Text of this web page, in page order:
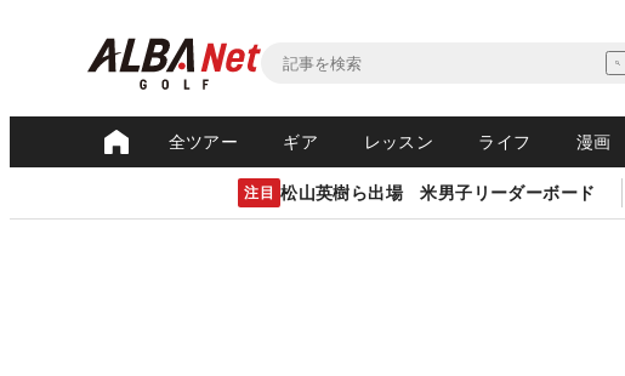
全ツアー ギア レッスン ライフ 漫画
注目 松山英樹ら出場 米男子リーダーボード